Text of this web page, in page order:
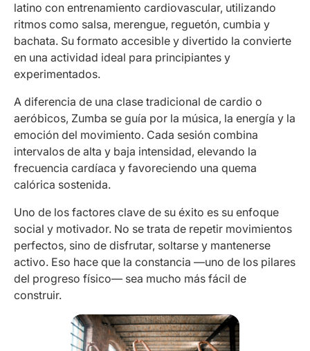
latino con entrenamiento cardiovascular, utilizando
ritmos como salsa, merengue, reguetón, cumbia y
bachata. Su formato accesible y divertido la convierte
en una actividad ideal para principiantes y
experimentados.
A diferencia de una clase tradicional de cardio o
aeróbicos, Zumba se guía por la música, la energía y la
emoción del movimiento. Cada sesión combina
intervalos de alta y baja intensidad, elevando la
frecuencia cardíaca y favoreciendo una quema
calórica sostenida.
Uno de los factores clave de su éxito es su enfoque
social y motivador. No se trata de repetir movimientos
perfectos, sino de disfrutar, soltarse y mantenerse
activo. Eso hace que la constancia —uno de los pilares
del progreso físico— sea mucho más fácil de
construir.